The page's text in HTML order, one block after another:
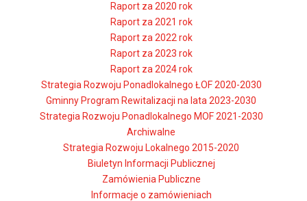
Raport za 2020 rok
Raport za 2021 rok
Raport za 2022 rok
Raport za 2023 rok
Raport za 2024 rok
Strategia Rozwoju Ponadlokalnego ŁOF 2020-2030
Gminny Program Rewitalizacji na lata 2023-2030
Strategia Rozwoju Ponadlokalnego MOF 2021-2030
Archiwalne
Strategia Rozwoju Lokalnego 2015-2020
Biuletyn Informacji Publicznej
Zamówienia Publiczne
Informacje o zamówieniach